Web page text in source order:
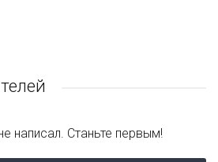
написал. Станьте первым!